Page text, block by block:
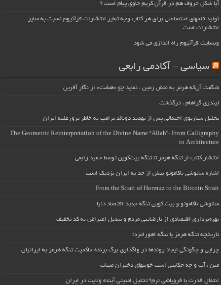
آیا شکل حروف هم در قرآن کریم حاوی پیام است ؟
تولید قلمهای اختصاصی برای هر کتاب وجه تمایز انتشارات قرآنیوم نسبت به سایر
انتشارات است
وبسایت قرآنیوم راه اندازی می شود
سیاسی – آکادمی رابعی
شگفت آن‌که هرمز به نقش زمین ، نماید چو «هشت» از نگار آفرین
لیندزی گراهام ، درگذشت
تحلیل سناریوی احتمالی پس از تهدید دونالد ترامپ به خاطر ترورعلیه ایران
The Geometric Reinterpretation of the Divine Name “Allah”: From Calligraphy
to Architecture
انتشار کتاب از تنگه هرمز تا تنگه بیت‌کوین توسط حمید رابعی
اشاره ساتوشی ناکاموتو بیش از حد به ایران نزدیک است
From the Strait of Hormuz to the Bitcoin Strait
ساتوشی ناکاموتو و بیت کوین تنگه جدید اقتصاد دنیا
بهره‌برداری اقتصادی از نارضایتی مردم و تبدیل اعتراض به کد تخفیف
تاریخچه تنگه هرمز یا تنگه اهورامزدا
چرایی و چگونگی ایجاد روندها در واگذاری برگ برنده حاکمیت تنگه هرمز به ایرانیان
مین ، آب و چه حکایتی است خونبهای دختران میناب
انتقال قدرت یا فروپاشی نرم؟ تحلیل امنیتی آینده ولایت در ایران